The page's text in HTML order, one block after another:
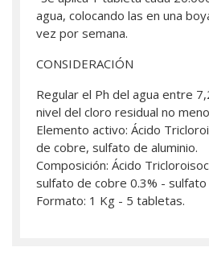
agua, colocando las en una
vez por semana.
CONSIDERACIÓN
Regular el Ph del agua entre
nivel del cloro residual no
Elemento activo: Ácido
de cobre, sulfato de aluminio.
Composición: Ácido
sulfato de cobre 0.3% - sulfato
Formato: 1 Kg - 5 tabletas.